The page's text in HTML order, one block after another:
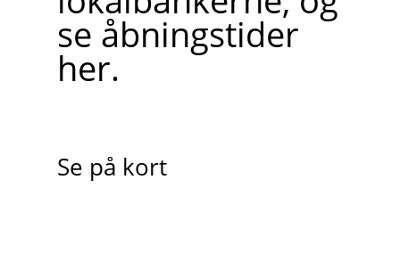
se åbningstider
her.
Se på kort